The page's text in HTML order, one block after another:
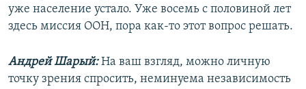
уже население устало. Уже восемь с половиной лет
здесь миссия ООН, пора как-то этот вопрос решать.
Андрей Шарый:На ваш взгляд, можно личную
точку зрения спросить, неминуема независимость